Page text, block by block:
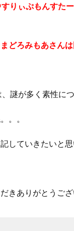
りぃぷもんすた
どろみもあさん
謎が多く素性に
。。
していきたいと思
きありがとうござ